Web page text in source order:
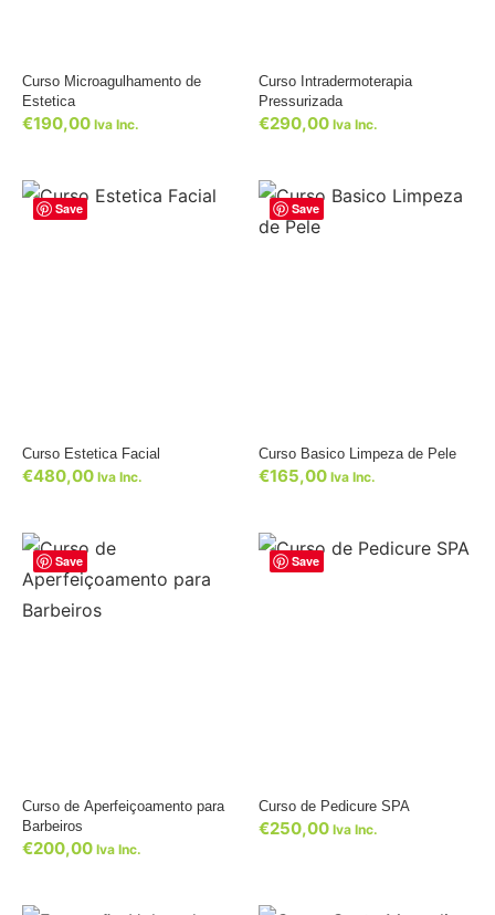
Curso Microagulhamento de
Estetica
€190,00 Iva Inc.
Curso Intradermoterapia
Pressurizada
€290,00 Iva Inc.
Save
Curso Estetica Facial
€480,00 Iva Inc.
Save
Curso Basico Limpeza de Pele
€165,00 Iva Inc.
Save
Curso de Aperfeiçoamento para
Barbeiros
€200,00 Iva Inc.
Save
Curso de Pedicure SPA
€250,00 Iva Inc.